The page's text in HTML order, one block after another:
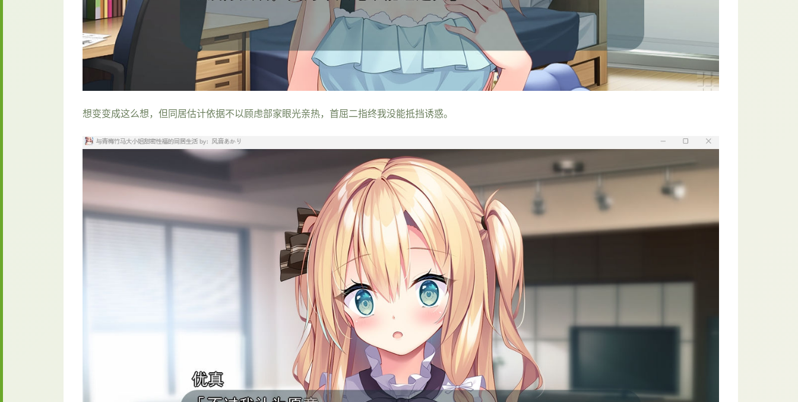
想变变成这么想，但同居估计依据不以顾虑部家眼光亲热，首屈二指终我没能抵挡诱惑。